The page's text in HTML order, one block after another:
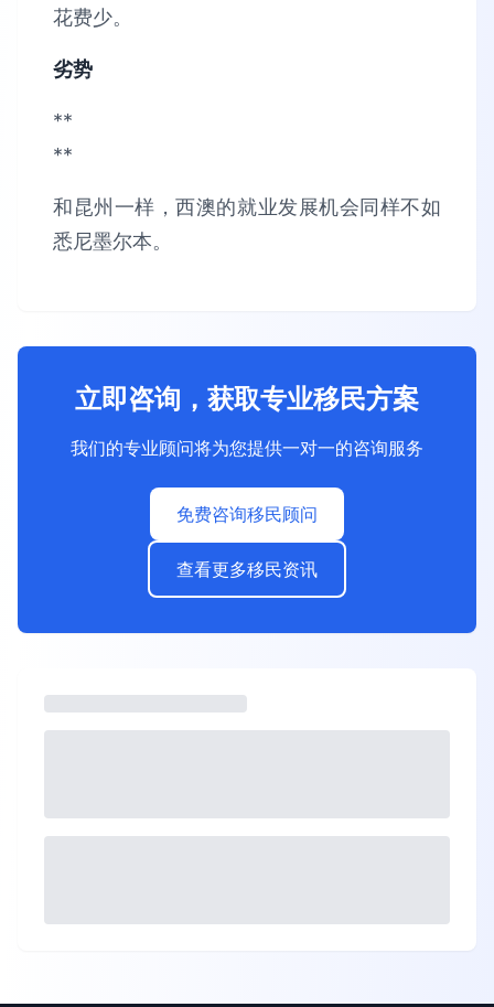
花费少。
劣势
**
**
和昆州一样，西澳的就业发展机会同样不如
悉尼墨尔本。
立即咨询，获取专业移民方案
我们的专业顾问将为您提供一对一的咨询服务
免费咨询移民顾问
查看更多移民资讯